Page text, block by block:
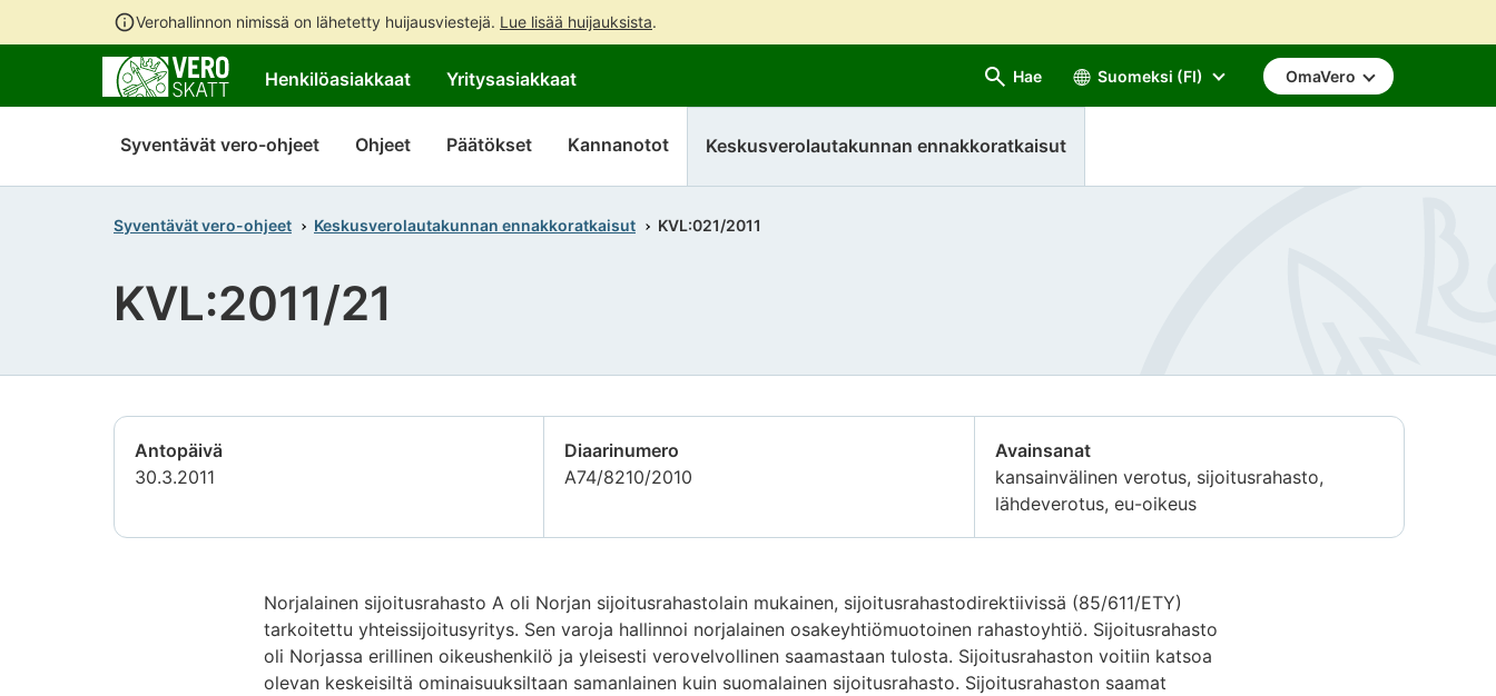
Verohallinnon nimissä on lähetetty huijausviestejä. Lue lisää huijauksista.
sisältöön
sivuston
hakuun
Henkilöasiakkaat Yritysasiakkaat Hae Suomeksi (FI) OmaVero
Syventävät vero-ohjeet Ohjeet Päätökset Kannanotot Keskusverolautakunnan ennakkoratkaisut
Syventävät vero-ohjeet Keskusverolautakunnan ennakkoratkaisut KVL:021/2011
KVL:2011/21
Antopäivä
30.3.2011
Diaarinumero
A74/8210/2010
Avainsanat
kansainvälinen verotus, sijoitusrahasto,
lähdeverotus, eu-oikeus
Norjalainen sijoitusrahasto A oli Norjan sijoitusrahastolain mukainen, sijoitusrahastodirektiivissä (85/611/ETY)
tarkoitettu yhteissijoitusyritys. Sen varoja hallinnoi norjalainen osakeyhtiömuotoinen rahastoyhtiö. Sijoitusrahasto
oli Norjassa erillinen oikeushenkilö ja yleisesti verovelvollinen saamastaan tulosta. Sijoitusrahaston voitiin katsoa
olevan keskeisiltä ominaisuuksiltaan samanlainen kuin suomalainen sijoitusrahasto. Sijoitusrahaston saamat